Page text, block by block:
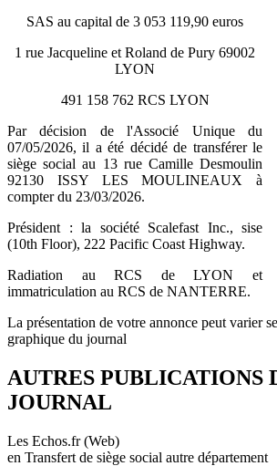
SAS au capital de 3 053 119,90 euros
1 rue Jacqueline et Roland de Pury 69002
LYON
491 158 762 RCS LYON
Par décision de l'Associé Unique du
07/05/2026, il a été décidé de transférer le
siège social au 13 rue Camille Desmoulin
92130 ISSY LES MOULINEAUX à
compter du 23/03/2026.
Président : la société Scalefast Inc., sise
(10th Floor), 222 Pacific Coast Highway.
Radiation au RCS de LYON et
immatriculation au RCS de NANTERRE.
La présentation de votre annonce peut varier
graphique du journal
AUTRES PUBLICATIONS
JOURNAL
Les Echos.fr (Web)
en Transfert de siège social autre département